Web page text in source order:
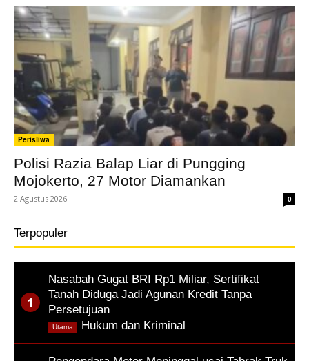
Peristiwa
Polisi Razia Balap Liar di Pungging
Mojokerto, 27 Motor Diamankan
2 Agustus 2026 0
Terpopuler
Nasabah Gugat BRI Rp1 Miliar, Sertifikat
Tanah Diduga Jadi Agunan Kredit Tanpa
Persetujuan
Hukum dan Kriminal
Utama